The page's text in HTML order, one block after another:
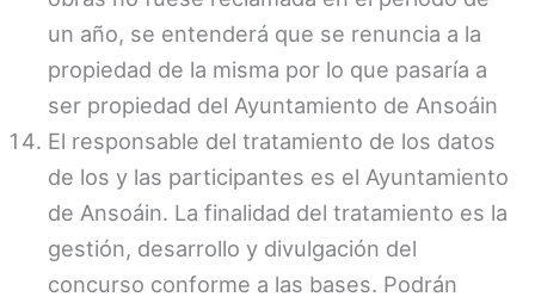
un año, se entenderá que se renuncia a la
propiedad de la misma por lo que pasaría a
ser propiedad del Ayuntamiento de Ansoáin
El responsable del tratamiento de los datos
de los y las participantes es el Ayuntamiento
de Ansoáin. La finalidad del tratamiento es la
gestión, desarrollo y divulgación del
concurso conforme a las bases. Podrán